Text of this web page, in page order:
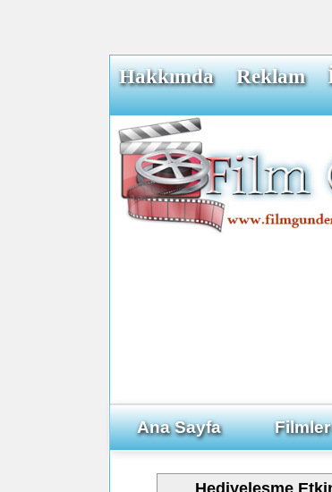
Hakkımda Reklam
Ana Sayfa Filmler